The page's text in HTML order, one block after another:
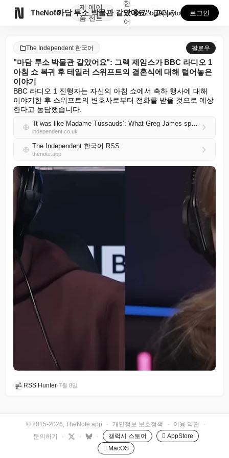
TheNote
제
품
에이
전트
"마담 투소 박물관 같았어요": 그렉 제임스가 BBC ...
한
국
어
GooglePlay
AppStore 로그인
The Independent 한국어 팔로우
"마담 투소 박물관 같았어요": 그렉 제임스가 BBC 라디오 1
아침 쇼 복귀 후 테일러 스위프트의 결혼식에 대해 털어놓은
이야기
BBC 라디오 1 진행자는 자신의 아침 쇼에서 축하 행사에 대해
이야기한 후 스위프트의 변호사로부터 전화를 받을 것으로 예상
한다고 농담했습니다.
‘It was like Madame Tussauds’: What Greg James spilled about Taylor Swift’s wedding as he returned to his BBC Radio 1 breakfast show
independent.co.uk
The Independent 한국어 RSS
thenote.app
RSS Hunter•7월 8일
© 2015-2026, TheNote.app · 개인정보 보호정책 · 이용 약관
·
문의하기
· · · 갤럭시 스토어
 AppStore
 MacOS